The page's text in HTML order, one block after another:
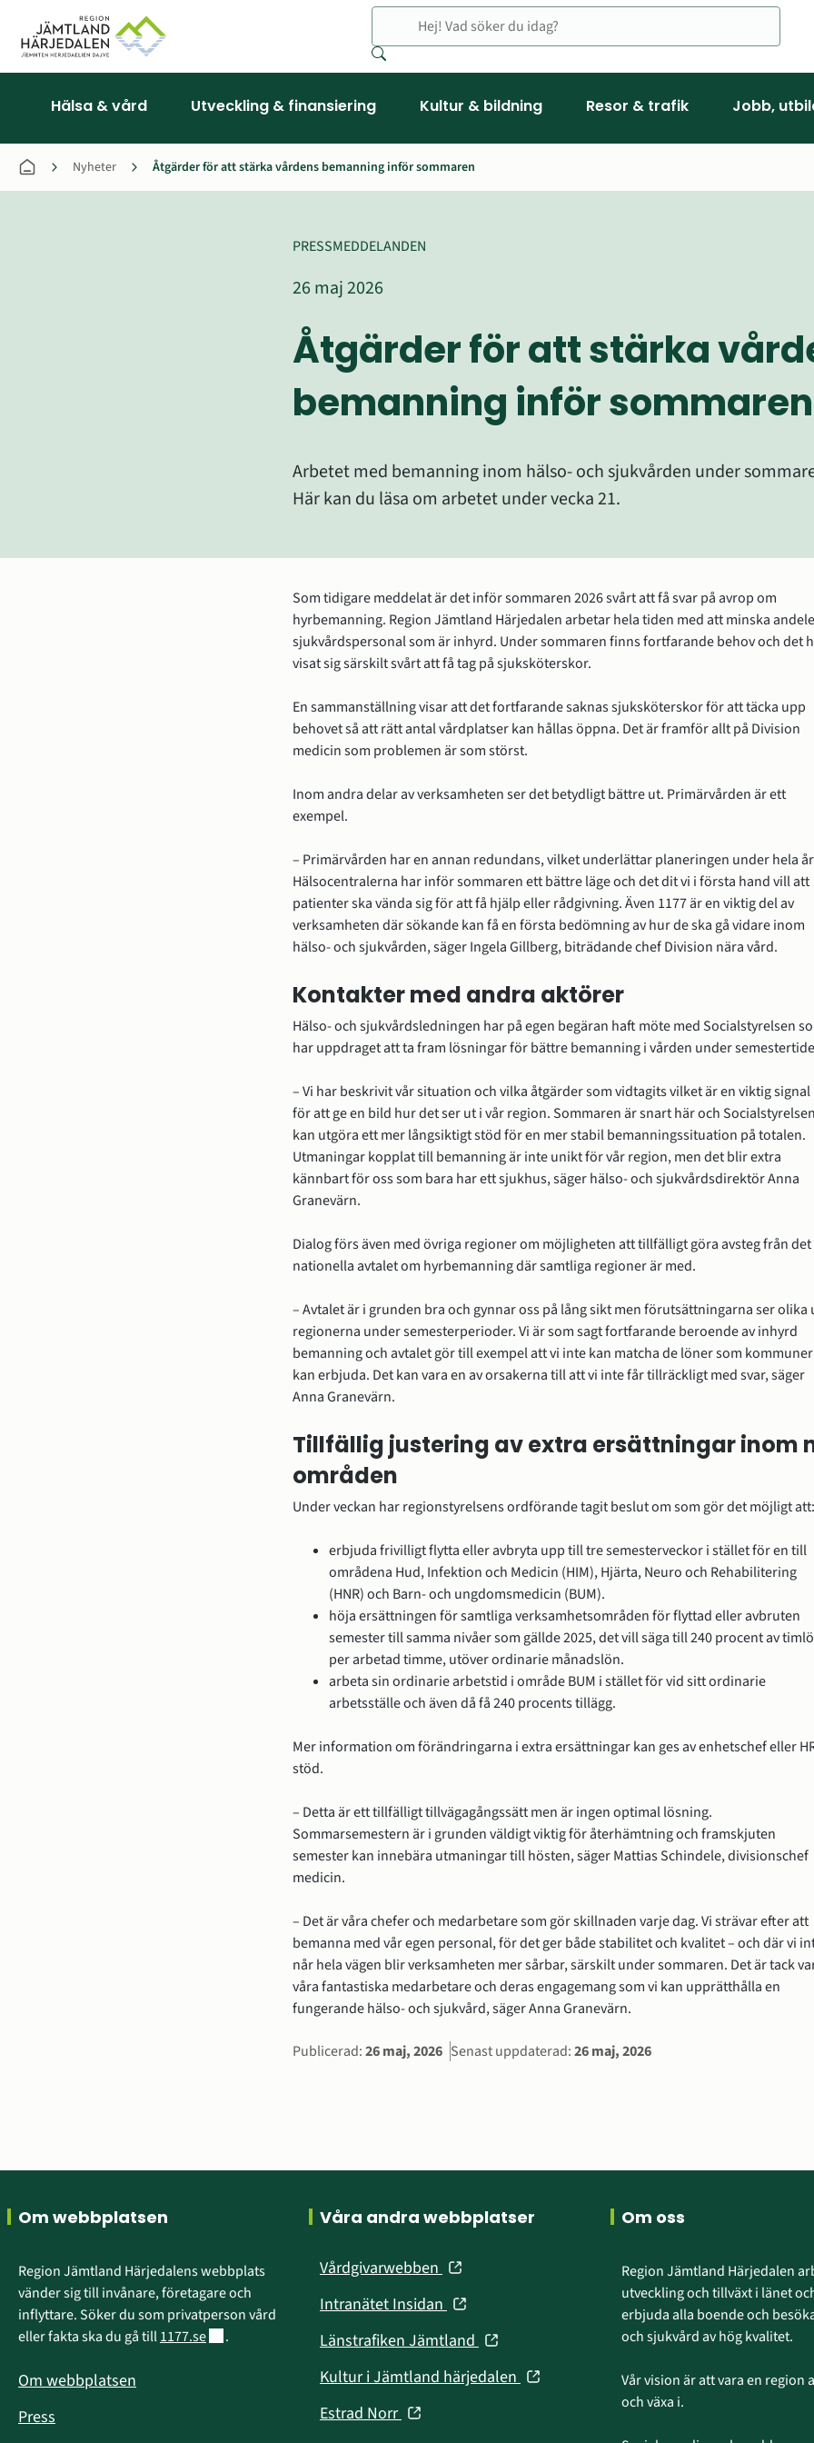
Hälsa & vård Utveckling & finansiering Kultur & bildning Resor & trafik Jobb,
Nyheter Åtgärder för att stärka vårdens bemanning inför sommaren
Åtgärder för att stärka
bemanning inför sommaren
26 maj 2026
PRESSMEDDELANDEN
Arbetet med bemanning inom hälso- och sjukvården under
Här kan du läsa om arbetet under vecka 21.
Som tidigare meddelat är det inför sommaren 2026 svårt att få svar på avrop om
hyrbemanning. Region Jämtland Härjedalen arbetar hela tiden med att minska
sjukvårdspersonal som är inhyrd. Under sommaren finns fortfarande behov och det
visat sig särskilt svårt att få tag på sjuksköterskor.
En sammanställning visar att det fortfarande saknas sjuksköterskor för att täcka upp
behovet så att rätt antal vårdplatser kan hållas öppna. Det är framför allt på Division
medicin som problemen är som störst.
Inom andra delar av verksamheten ser det betydligt bättre ut. Primärvården är ett
exempel.
– Primärvården har en annan redundans, vilket underlättar planeringen under hela
Hälsocentralerna har inför sommaren ett bättre läge och det dit vi i första hand vill att
patienter ska vända sig för att få hjälp eller rådgivning. Även 1177 är en viktig del av
verksamheten där sökande kan få en första bedömning av hur de ska gå vidare inom
hälso- och sjukvården, säger Ingela Gillberg, biträdande chef Division nära vård.
Kontakter med andra aktörer
Hälso- och sjukvårdsledningen har på egen begäran haft möte med Socialstyrelsen
har uppdraget att ta fram lösningar för bättre bemanning i vården under
– Vi har beskrivit vår situation och vilka åtgärder som vidtagits vilket är en viktig signal
för att ge en bild hur det ser ut i vår region. Sommaren är snart här och Socialstyrelsen
kan utgöra ett mer långsiktigt stöd för en mer stabil bemanningssituation på totalen.
Utmaningar kopplat till bemanning är inte unikt för vår region, men det blir extra
kännbart för oss som bara har ett sjukhus, säger hälso- och sjukvårdsdirektör Anna
Granevärn.
Dialog förs även med övriga regioner om möjligheten att tillfälligt göra avsteg från det
nationella avtalet om hyrbemanning där samtliga regioner är med.
– Avtalet är i grunden bra och gynnar oss på lång sikt men förutsättningarna ser olika
regionerna under semesterperioder. Vi är som sagt fortfarande beroende av inhyrd
bemanning och avtalet gör till exempel att vi inte kan matcha de löner som
kan erbjuda. Det kan vara en av orsakerna till att vi inte får tillräckligt med svar, säger
Anna Granevärn.
Tillfällig justering av extra ersättningar inom
områden
Under veckan har regionstyrelsens ordförande tagit beslut om som gör det möjligt att:
erbjuda frivilligt flytta eller avbryta upp till tre semesterveckor i stället för en till
områdena Hud, Infektion och Medicin (HIM)​, Hjärta, Neuro och Rehabilitering
(HNR)​ och Barn- och ungdomsmedicin (BUM).
höja ersättningen för samtliga verksamhetsområden för flyttad eller avbruten
semester till samma nivåer som gällde 2025, det vill säga till 240 procent av
per arbetad timme, utöver ordinarie månadslön.
arbeta sin ordinarie arbetstid i område BUM i stället för vid sitt ordinarie
arbetsställe och även då få 240 procents tillägg.
Mer information om förändringarna i extra ersättningar kan ges av enhetschef eller
stöd.
– Detta är ett tillfälligt tillvägagångssätt men är ingen optimal lösning.
Sommarsemestern är i grunden väldigt viktig för återhämtning och framskjuten
semester kan innebära utmaningar till hösten, säger Mattias Schindele, divisionschef
medicin.
– Det är våra chefer och medarbetare som gör skillnaden varje dag. Vi strävar efter att
bemanna med vår egen personal, för det ger både stabilitet och kvalitet – och där vi
når hela vägen blir verksamheten mer sårbar, särskilt under sommaren. Det är tack
våra fantastiska medarbetare och deras engagemang som vi kan upprätthålla en
fungerande hälso- och sjukvård, säger Anna Granevärn.
Sidinformation
Publicerad:26 maj, 2026 Senast uppdaterad:26 maj, 2026
Sidfot
Om webbplatsen
Region Jämtland Härjedalens webbplats
vänder sig till invånare, företagare och
inflyttare. Söker du som privatperson vård
eller fakta ska du gå till 1177.seLänk till annan webbplats.
.
Om webbplatsen
Press
Våra andra webbplatser
Vårdgivarwebben (öppnas
nytt
fönster)
Intranätet Insidan (öppnas
nytt
fönster)
Länstrafiken Jämtland (öppnas
nytt
Kultur i Jämtland härjedalen (öppnas
Estrad Norr (öppnas
Om oss
Region Jämtland Härjedalen
utveckling och tillväxt i länet
erbjuda alla boende och
och sjukvård av hög kvalitet.
Vår vision är att vara en region
och växa i.